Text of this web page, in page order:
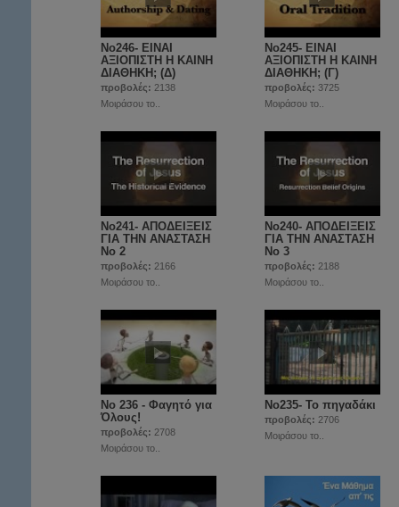
No246- ΕΙΝΑΙ
ΑΞΙΟΠΙΣΤΗ Η ΚΑΙΝΗ
ΔΙΑΘΗΚΗ; (Δ)
προβολές: 2138
Μοιράσου το..
No245- ΕΙΝΑΙ
ΑΞΙΟΠΙΣΤΗ Η ΚΑΙΝΗ
ΔΙΑΘΗΚΗ; (Γ)
προβολές: 3725
Μοιράσου το..
No241- ΑΠΟΔΕΙΞΕΙΣ
ΓΙΑ ΤΗΝ ΑΝΑΣΤΑΣΗ
Νο 2
προβολές: 2166
Μοιράσου το..
No240- ΑΠΟΔΕΙΞΕΙΣ
ΓΙΑ ΤΗΝ ΑΝΑΣΤΑΣΗ
Νο 3
προβολές: 2188
Μοιράσου το..
Νο 236 - Φαγητό για
Όλους!
προβολές: 2708
Μοιράσου το..
Nο235- Το πηγαδάκι
προβολές: 2706
Μοιράσου το..